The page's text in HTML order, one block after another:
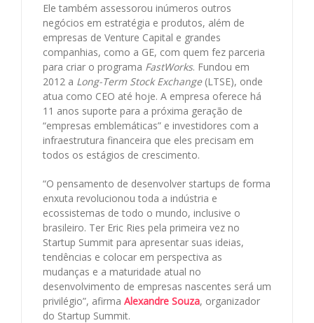
Ele também assessorou inúmeros outros
negócios em estratégia e produtos, além de
empresas de Venture Capital e grandes
companhias, como a GE, com quem fez parceria
para criar o programa FastWorks. Fundou em
2012 a Long-Term Stock Exchange (LTSE), onde
atua como CEO até hoje. A empresa oferece há
11 anos suporte para a próxima geração de
“empresas emblemáticas” e investidores com a
infraestrutura financeira que eles precisam em
todos os estágios de crescimento.
“O pensamento de desenvolver startups de forma
enxuta revolucionou toda a indústria e
ecossistemas de todo o mundo, inclusive o
brasileiro. Ter Eric Ries pela primeira vez no
Startup Summit para apresentar suas ideias,
tendências e colocar em perspectiva as
mudanças e a maturidade atual no
desenvolvimento de empresas nascentes será um
privilégio”, afirma Alexandre Souza, organizador
do Startup Summit.